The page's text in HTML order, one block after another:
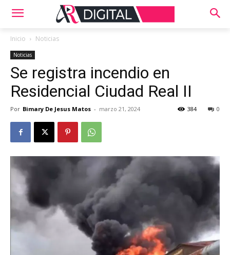
Inicio Noticias
Noticias
Se registra incendio en
Residencial Ciudad Real II
Por Bimary De Jesus Matos - marzo 21, 2024 0
384